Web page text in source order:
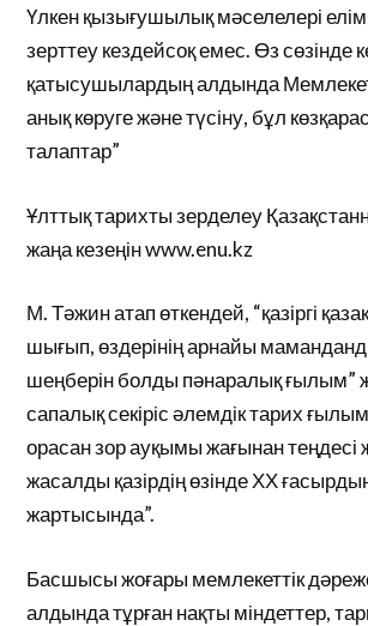
Үлкен қызығушылық мәселелері
зерттеу кездейсоқ емес. Өз сөзінде
қатысушылардың алдында
анық көруге және түсіну, бұл
талаптар”
Ұлттық тарихты зерделеу
жаңа кезеңін www.enu.kz
М. Тәжин атап өткендей, “қазіргі
шығып, өздерінің арнайы
шеңберін болды пәнаралық ғылым”
сапалық секіріс әлемдік тарих
орасан зор ауқымы жағынан теңдесі
жасалды қазірдің өзінде ХХ
жартысында”.
Басшысы жоғары мемлекеттік
алдында тұрған нақты міндеттер,